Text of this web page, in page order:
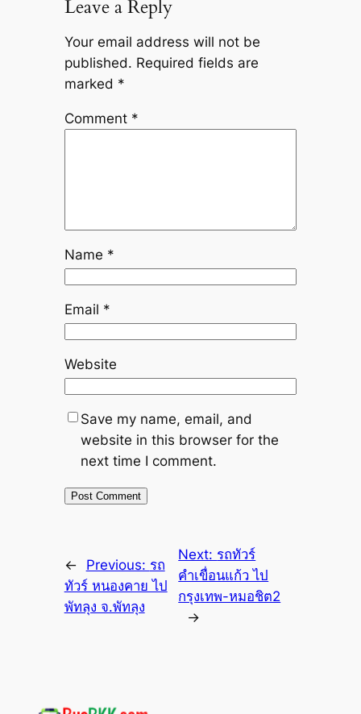
Leave a Reply
Your email address will not be
published. Required fields are
marked *
Comment *
Name *
Email *
Website
Save my name, email, and
website in this browser for the
next time I comment.
← Previous: รถ
ทัวร์ หนองคาย ไป
พัทลุง จ.พัทลุง
Next: รถทัวร์
คำเขื่อนแก้ว ไป
กรุงเทพ-หมอชิต2
→